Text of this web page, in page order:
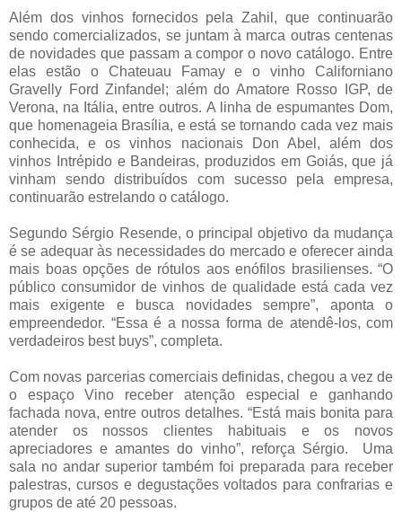
Além dos vinhos fornecidos pela Zahil, que continuarão
sendo comercializados, se juntam à marca outras centenas
de novidades que passam a compor o novo catálogo. Entre
elas estão o Chateuau Famay e o vinho Californiano
Gravelly Ford Zinfandel; além do Amatore Rosso IGP, de
Verona, na Itália, entre outros. A linha de espumantes Dom,
que homenageia Brasília, e está se tornando cada vez mais
conhecida, e os vinhos nacionais Don Abel, além dos
vinhos Intrépido e Bandeiras, produzidos em Goiás, que já
vinham sendo distribuídos com sucesso pela empresa,
continuarão estrelando o catálogo.
Segundo Sérgio Resende, o principal objetivo da mudança
é se adequar às necessidades do mercado e oferecer ainda
mais boas opções de rótulos aos enófilos brasilienses. “O
público consumidor de vinhos de qualidade está cada vez
mais exigente e busca novidades sempre”, aponta o
empreendedor. “Essa é a nossa forma de atendê-los, com
verdadeiros best buys”, completa.
Com novas parcerias comerciais definidas, chegou a vez de
o espaço Vino receber atenção especial e ganhando
fachada nova, entre outros detalhes. “Está mais bonita para
atender os nossos clientes habituais e os novos
apreciadores e amantes do vinho”, reforça Sérgio. Uma
sala no andar superior também foi preparada para receber
palestras, cursos e degustações voltados para confrarias e
grupos de até 20 pessoas.